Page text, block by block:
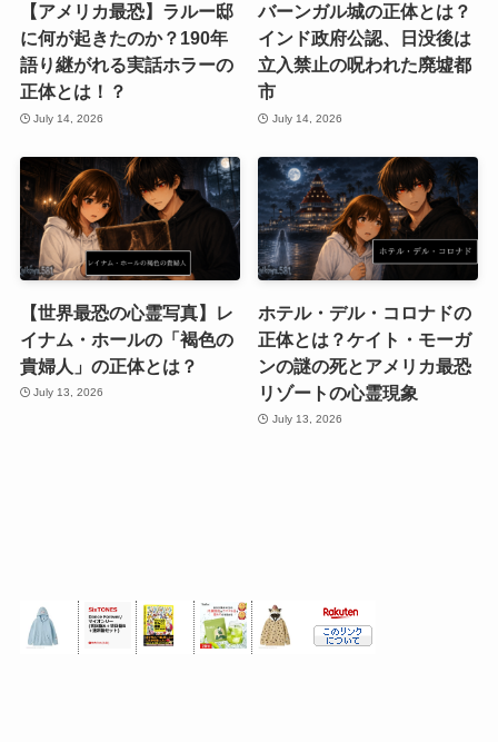
【アメリカ最恐】ラルー邸
に何が起きたのか？190年
語り継がれる実話ホラーの
正体とは！？
July 14, 2026
バーンガル城の正体とは？
インド政府公認、日没後は
立入禁止の呪われた廃墟都
市
July 14, 2026
【世界最恐の心霊写真】レ
イナム・ホールの「褐色の
貴婦人」の正体とは？
July 13, 2026
ホテル・デル・コロナドの
正体とは？ケイト・モーガ
ンの謎の死とアメリカ最恐
リゾートの心霊現象
July 13, 2026